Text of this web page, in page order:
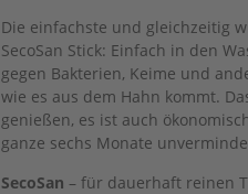
Die einfachste und gleichzeitig
SecoSan Stick: Einfach in den
gegen Bakterien, Keime und
wie es aus dem Hahn kommt.
genießen, es ist auch
ganze sechs Monate
SecoSan – für dauerhaft reinen